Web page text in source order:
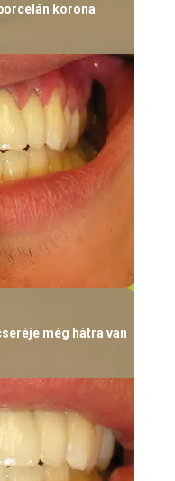
korona
még hátra van